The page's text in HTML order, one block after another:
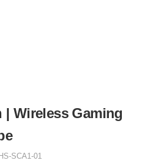
| Wireless Gaming
SCA1-01